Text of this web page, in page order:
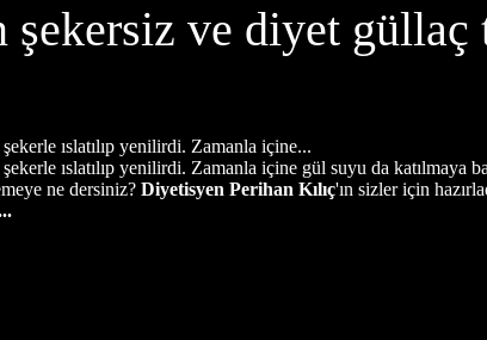
ve diyet güllaç
ıslatılıp yenilirdi. Zamanla içine...
ıslatılıp yenilirdi. Zamanla içine gül suyu da katılmaya
ne dersiniz? Diyetisyen Perihan Kılıç'ın sizler için